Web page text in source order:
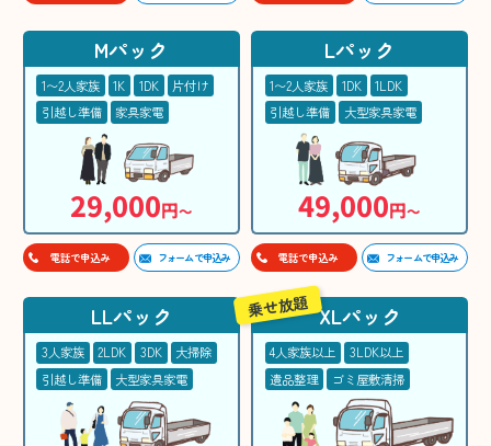
Mパック
1〜2人家族 1K 1DK
片付け
引越し準備
家具家電
29,000円〜
電話で申込み フォームで申込み
Lパック
1〜2人家族 1DK
1LDK
引越し準備
大型家具家電
49,000円〜
電話で申込み フォームで申込み
LLパック
3人家族 2LDK 3DK
大掃除
引越し準備
大型家具家電
XLパック
4人家族以上
3LDK以上
遺品整理
ゴミ屋敷清掃
乗せ放題